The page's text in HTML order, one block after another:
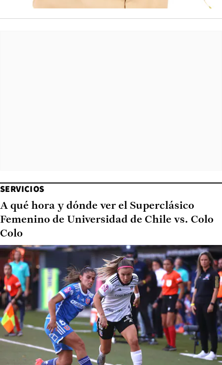
SERVICIOS
A qué hora y dónde ver el Superclásico
Femenino de Universidad de Chile vs. Colo
Colo